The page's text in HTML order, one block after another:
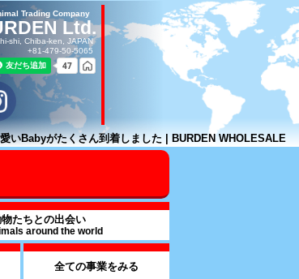
Trading Company
Ltd.
shi, Chiba-ken, JAPAN
+81-479-50-5065
いBabyがたくさん到着しました | BURDEN WHOLESALE
たちとの出会い
around the world
全ての事業をみる